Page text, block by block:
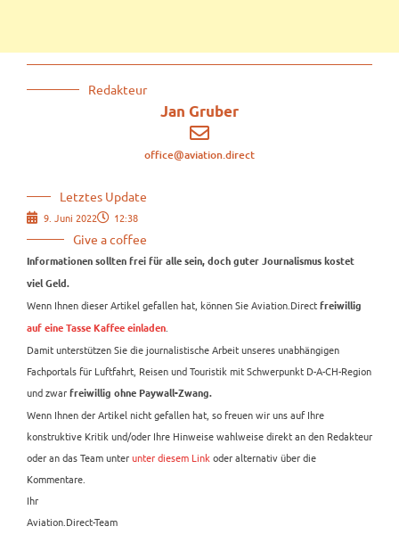
Redakteur
Jan Gruber
office@aviation.direct
Letztes Update
9. Juni 2022 12:38
Give a coffee
Informationen sollten frei für alle sein, doch guter Journalismus kostet
viel Geld.
Wenn Ihnen dieser Artikel gefallen hat, können Sie Aviation.Direct freiwillig
auf eine Tasse Kaffee einladen.
Damit unterstützen Sie die journalistische Arbeit unseres unabhängigen
Fachportals für Luftfahrt, Reisen und Touristik mit Schwerpunkt D-A-CH-Region
und zwar freiwillig ohne Paywall-Zwang.
Wenn Ihnen der Artikel nicht gefallen hat, so freuen wir uns auf Ihre
konstruktive Kritik und/oder Ihre Hinweise wahlweise direkt an den Redakteur
oder an das Team unterunter diesem Linkoder alternativ über die
Kommentare.
Ihr
Aviation.Direct-Team